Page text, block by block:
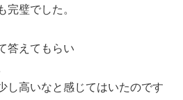
完璧でした。
答えてもらい
し高いなと感じてはいたのです